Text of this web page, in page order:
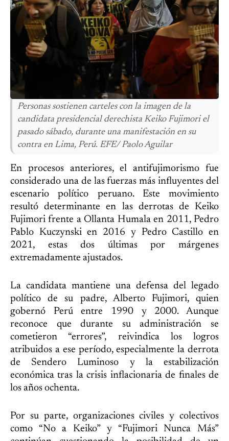
Personas sostienen carteles con la imagen de la
candidata presidencial derechista Keiko Fujimori el
pasado sábado, durante una manifestación en su
contra en Lima, Perú. EFE/ Paolo Aguilar
En procesos anteriores, el antifujimorismo fue
considerado una de las fuerzas más influyentes del
escenario político peruano. Este movimiento
resultó determinante en las derrotas de Keiko
Fujimori frente a Ollanta Humala en 2011, Pedro
Pablo Kuczynski en 2016 y Pedro Castillo en
2021, estas dos últimas por márgenes
extremadamente ajustados.
La candidata mantiene una defensa del legado
político de su padre, Alberto Fujimori, quien
gobernó Perú entre 1990 y 2000. Aunque
reconoce que durante su administración se
cometieron “errores”, reivindica los logros
atribuidos a ese período, especialmente la derrota
de Sendero Luminoso y la estabilización
económica tras la crisis inflacionaria de finales de
los años ochenta.
Por su parte, organizaciones civiles y colectivos
como “No a Keiko” y “Fujimori Nunca Más”